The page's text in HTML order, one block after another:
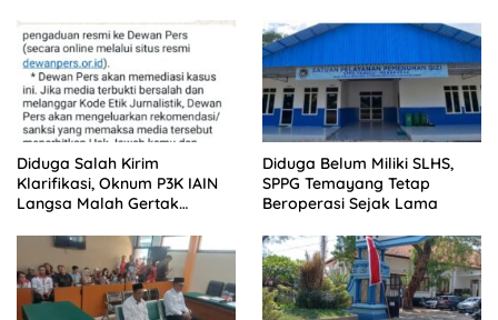
Diduga Salah Kirim
Klarifikasi, Oknum P3K IAIN
Langsa Malah Gertak
Diduga Belum Miliki SLHS,
SPPG Temayang Tetap
Beroperasi Sejak Lama